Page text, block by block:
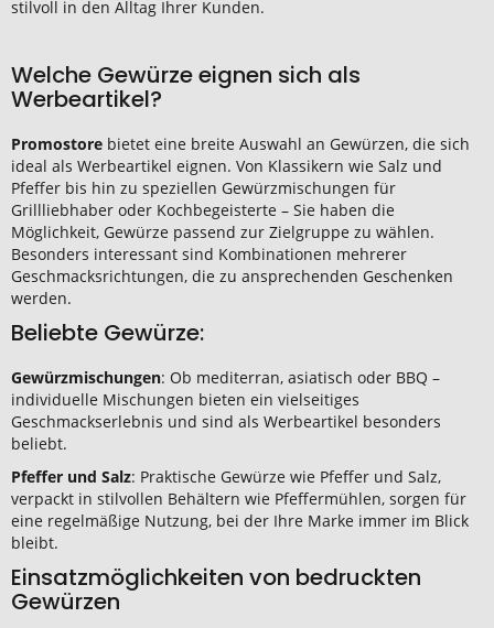
stilvoll in den Alltag Ihrer Kunden.
Welche Gewürze eignen sich als
Werbeartikel?
Promostore bietet eine breite Auswahl an Gewürzen, die sich
ideal als Werbeartikel eignen. Von Klassikern wie Salz und
Pfeffer bis hin zu speziellen Gewürzmischungen für
Grillliebhaber oder Kochbegeisterte – Sie haben die
Möglichkeit, Gewürze passend zur Zielgruppe zu wählen.
Besonders interessant sind Kombinationen mehrerer
Geschmacksrichtungen, die zu ansprechenden Geschenken
werden.
Beliebte Gewürze:
Gewürzmischungen: Ob mediterran, asiatisch oder BBQ –
individuelle Mischungen bieten ein vielseitiges
Geschmackserlebnis und sind als Werbeartikel besonders
beliebt.
Pfeffer und Salz: Praktische Gewürze wie Pfeffer und Salz,
verpackt in stilvollen Behältern wie Pfeffermühlen, sorgen für
eine regelmäßige Nutzung, bei der Ihre Marke immer im Blick
bleibt.
Einsatzmöglichkeiten von bedruckten
Gewürzen